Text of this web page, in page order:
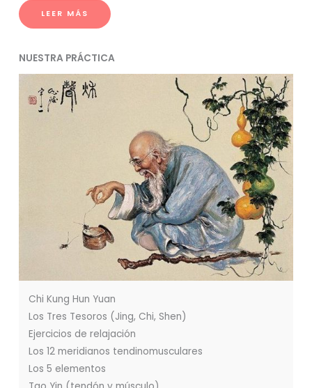
LEER MÁS
NUESTRA PRÁCTICA
Chi Kung Hun Yuan
Los Tres Tesoros (Jing, Chi, Shen)
Ejercicios de relajación
Los 12 meridianos tendinomusculares
Los 5 elementos